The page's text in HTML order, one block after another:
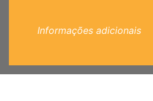
Informações adicionais